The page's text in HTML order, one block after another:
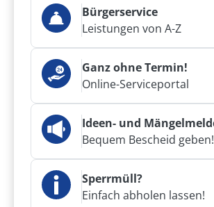
Bürgerservice
Leistungen von A-Z
Ganz ohne Termin!
Online-Serviceportal
Ideen- und
Bequem Bescheid geben!
Sperrmüll?
Einfach abholen lassen!